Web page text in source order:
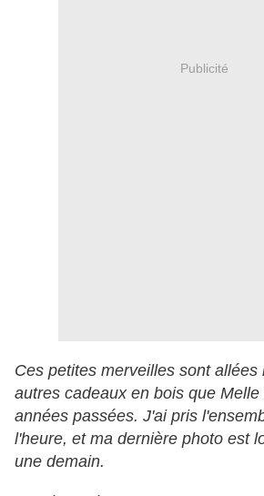
Publicité
Ces petites merveilles sont allées
autres cadeaux en bois que
années passées. J'ai pris
l'heure, et ma dernière photo est
une demain.